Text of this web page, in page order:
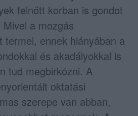
felnőtt korban is gondot
a mozgás
termel, ennek hiányában a
és akadályokkal is
tud megbirkózni. A
oktatási
szerepe van abban,